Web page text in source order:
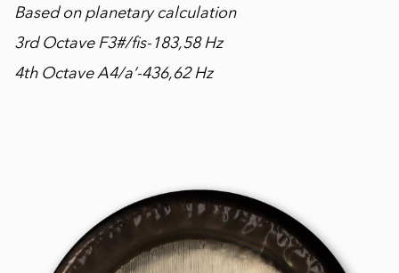
Based on planetary calculation
3rd Octave F3#/fis-183,58 Hz
4th Octave A4/a’-436,62 Hz